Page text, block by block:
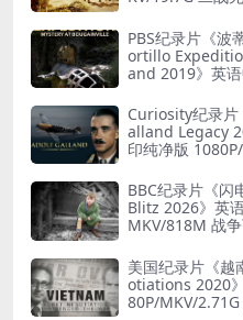
PBS纪录片《波
ortillo
and 2019》英
Curiosity纪录片
alland Legacy
印纯净版
BBC纪录片《
Blitz 2026》英
MKV/818M 战
美国纪录片《
otiations 2020
80P/MKV/